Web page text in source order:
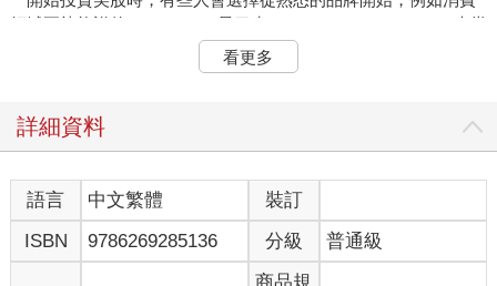
領域耳熟能詳的Starbucks（星巴克）、Nike、McDonald's（麥當
勞），或科技領域的輝達、Apple、Tesla（特斯拉）、Google、
Facebook和IG的母公司Meta、Adobe、Uber等。然而2022年9月
上述期間美股主要兩大指數S&P 500（標普500）指數與Nasdaq
Meta的354%、Uber的224%及Google的98%。報酬率最低的3家
公司分別是Starbucks的11%、Adobe的負4%和Nike的負23%。同
樣投資3年、都是知名的國際級企業，選錯投資標的仍會讓人暗自
垂淚。
看更多
詳細資料
語言 中文繁體
裝訂
ISBN
9786269285136 分級 普通級